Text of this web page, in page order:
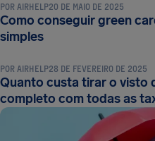
POR AIRHELP20 DE MAIO DE 2025
Como conseguir green
simples
DOCUMENTOS E REQUISITOS DE VIAGEM
POR AIRHELP28 DE FEVEREIRO DE 2025
Quanto custa tirar o visto
completo com todas as